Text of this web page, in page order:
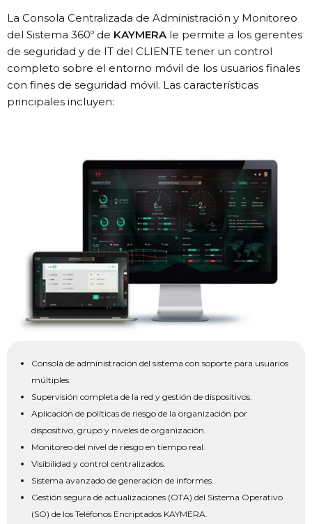
La Consola Centralizada de Administración y Monitoreo
del Sistema 360º de KAYMERAle permite a los gerentes
de seguridad y de IT del CLIENTE tener un control
completo sobre el entorno móvil de los usuarios finales
con fines de seguridad móvil. Las características
principales incluyen:
Consola de administración del sistema con soporte para usuarios
múltiples.
Supervisión completa de la red y gestión de dispositivos.
Aplicación de políticas de riesgo de la organización por
dispositivo, grupo y niveles de organización.
Monitoreo del nivel de riesgo en tiempo real.
Visibilidad y control centralizados.
Sistema avanzado de generación de informes.
Gestión segura de actualizaciones (OTA) del Sistema Operativo
(SO) de los Teléfonos Encriptados KAYMERA.